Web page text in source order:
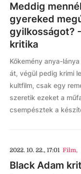
Meddig
gyereked
gyilkosságot?
kritika
Kőkemény anya-
át, végül pedig krimi
kultfilm, csak egy
szeretik ezeket a
csempésztek a
2022. 10. 22., 17:01 Film,
Black Adam